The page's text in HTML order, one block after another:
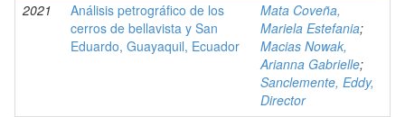
2021
Análisis petrográfico de los
cerros de bellavista y San
Eduardo, Guayaquil, Ecuador
Mata Coveña,
Mariela Estefania;
Macias Nowak,
Arianna Gabrielle;
Sanclemente, Eddy,
Director